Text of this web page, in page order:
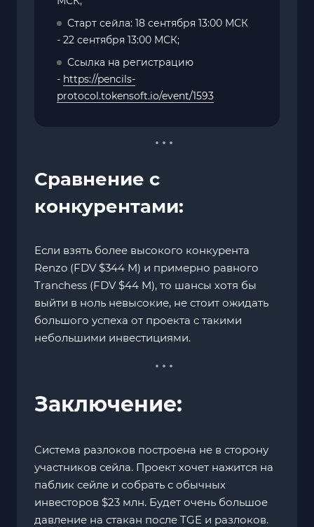
Старт сейла: 18 сентября 13:00 МСК
- 22 сентября 13:00 МСК;
Ссылка на регистрацию
- https://pencils-
protocol.tokensoft.io/event/1593
Сравнение с
конкурентами:
Если взять более высокого конкурента
Renzo (FDV $344 M) и примерно равного
Tranchess (FDV $44 M), то шансы хотя бы
выйти в ноль невысокие, не стоит ожидать
большого успеха от проекта с такими
небольшими инвестициями.
Заключение:
Система разлоков построена не в сторону
участников сейла. Проект хочет нажится на
паблик сейле и собрать с обычных
инвесторов $23 млн. Будет очень большое
давление на стакан после TGE и разлоков.